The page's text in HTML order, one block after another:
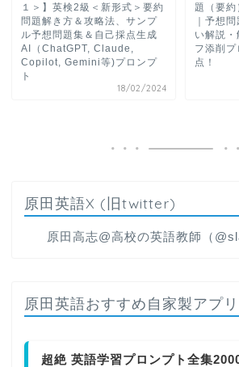
１＞】英検2級＜新形式＞要約
問題解き方＆攻略法、サンプ
ル予想問題集＆自己採点生成
AI（ChatGPT, Claude,
Copilot, Gemini等)プロンプ
ト
18/02/2024
題（要
｜予想
い解説
フ添削
点！
原田英語X (旧twitter)
原田高志@高校の英語教師（
原田英語おすすめ自家製アプリ
超絶 英語学習プロンプト全集